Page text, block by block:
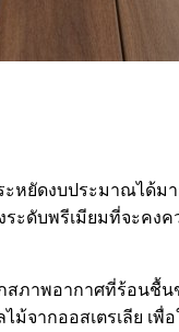
ยัดงบประมาณได้ม
ดับพรีเมียมที่จะคง
ภาพอากาศที่ร้อนชื้
ากออสเตรเลีย เ